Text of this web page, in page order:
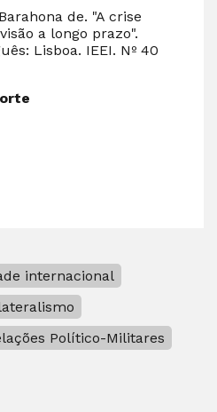
de. "A crise
a longo prazo".
Lisboa. IEEI. Nº 40
internacional
Político-Militares